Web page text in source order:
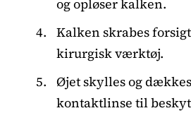
og opløser kalken.
Kalken skrabes
kirurgisk værktøj.
Øjet skylles og
kontaktlinse til